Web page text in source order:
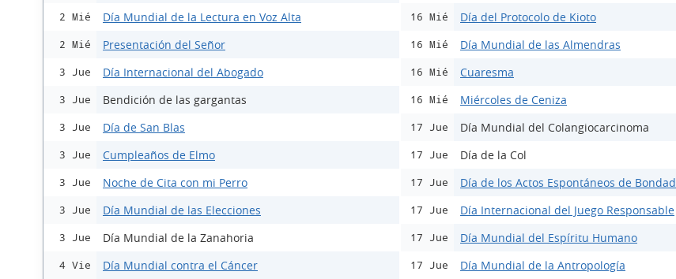
2 Mié Día Mundial de la Lectura en Voz Alta
2 Mié Presentación del Señor
3 Jue Día Internacional del Abogado
3 Jue Bendición de las gargantas
3 Jue Día de San Blas
3 Jue Cumpleaños de Elmo
3 Jue Noche de Cita con mi Perro
3 Jue Día Mundial de las Elecciones
3 Jue Día Mundial de la Zanahoria
4 Vie Día Mundial contra el Cáncer
16 Mié Día del Protocolo de Kioto
16 Mié Día Mundial de las Almendras
16 Mié Cuaresma
16 Mié Miércoles de Ceniza
17 Jue Día Mundial del Colangiocarcinoma
17 Jue Día de la Col
17 Jue Día de los Actos Espontáneos de Bondad
17 Jue Día Internacional del Juego Responsable
17 Jue Día Mundial del Espíritu Humano
17 Jue Día Mundial de la Antropología